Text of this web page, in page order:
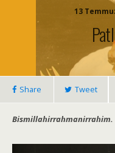
13
Share Tweet
Bismillahirrahmanirrahim.